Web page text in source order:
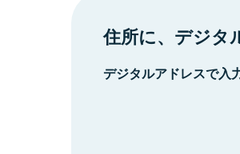
住所に、デジタ
デジタルアドレスで入